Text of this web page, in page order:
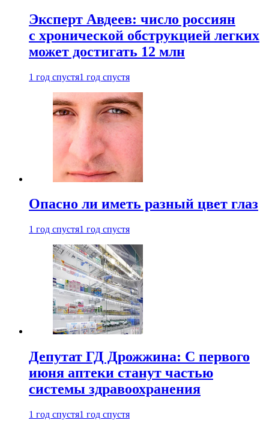
Эксперт Авдеев: число россиян
с хронической обструкцией легких
может достигать 12 млн
1 год спустя1 год спустя
Опасно ли иметь разный цвет глаз
1 год спустя1 год спустя
Депутат ГД Дрожжина: С первого
июня аптеки станут частью
системы здравоохранения
1 год спустя1 год спустя